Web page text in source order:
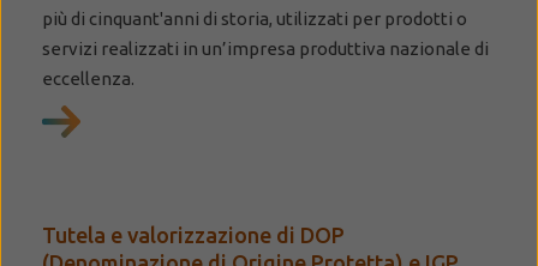
più di cinquant'anni di storia, utilizzati per prodotti o
servizi realizzati in un’impresa produttiva nazionale di
eccellenza.
Tutela e valorizzazione di DOP